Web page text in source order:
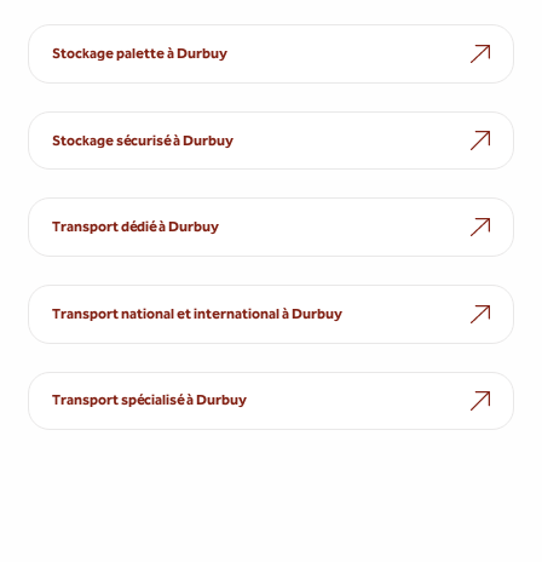
Stockage palette à Durbuy
Stockage sécurisé à Durbuy
Transport dédié à Durbuy
Transport national et international à Durbuy
Transport spécialisé à Durbuy